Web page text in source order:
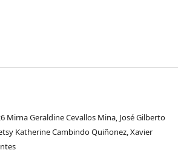
Mirna Geraldine Cevallos Mina, José Gilberto
Katherine Cambindo Quiñonez, Xavier